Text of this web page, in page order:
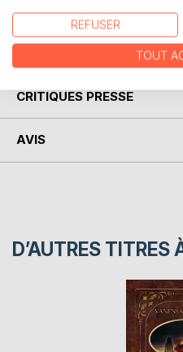
CRITIQUES PRESSE
AVIS
D’AUTRES TITRES
REFUSER
TOUT